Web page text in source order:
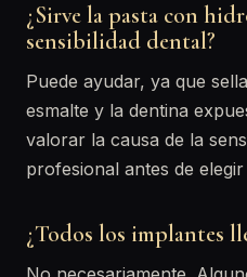
¿Sirve la pasta con
sensibilidad dental?
Puede ayudar, ya que
esmalte y la dentina
valorar la causa de la
profesional antes de
¿Todos los implantes